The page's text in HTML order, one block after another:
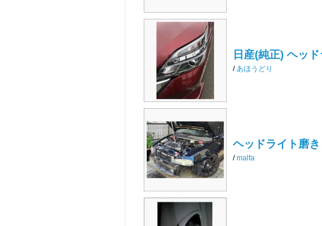
日産(純正) ヘッ
/ あほうどり
ヘッドライト磨き
/malfa